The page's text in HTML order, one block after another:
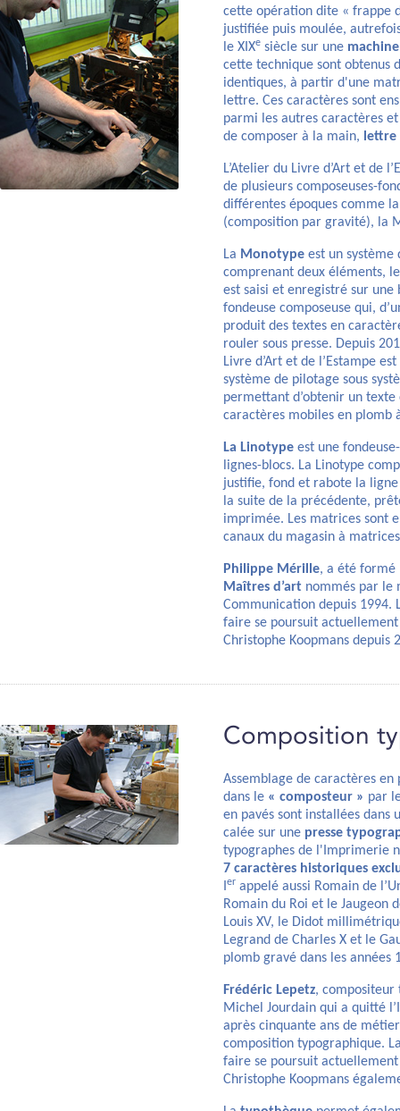
cette opération dite « frappe
justifiée puis moulée,
le XIXe siècle sur une
cette technique sont obtenus
identiques, à partir d'une
lettre. Ces caractères sont
parmi les autres caractères
de composer à la main,
L’Atelier du Livre d’Art et de
de plusieurs composeuses-
différentes époques comme
(composition par gravité), la
La Monotype est un système
comprenant deux éléments,
est saisi et enregistré sur
fondeuse composeuse qui,
produit des textes en
rouler sous presse. Depuis
Livre d’Art et de l’Estampe
système de pilotage sous
permettant d’obtenir un texte
caractères mobiles en plomb
La Linotype est une
lignes-blocs. La Linotype
justifie, fond et rabote la
la suite de la précédente,
imprimée. Les matrices sont
canaux du magasin à
Philippe Mérille, a été formé
Maîtres d’art nommés par le
Communication depuis 1994.
faire se poursuit
Christophe Koopmans depuis
Composition
Assemblage de caractères
dans le « composteur » par
en pavés sont installées dans
calée sur une presse
typographes de l'Imprimerie
7 caractères historiques
er appelé aussi Romain de
Romain du Roi et le Jaugeon
Louis XV, le Didot
Legrand de Charles X et le
plomb gravé dans les années
Frédéric Lepetz, compositeur
Michel Jourdain qui a quitté
après cinquante ans de
composition typographique.
faire se poursuit
Christophe Koopmans